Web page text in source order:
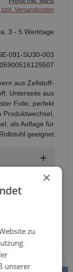
zzgl. Versandkosten
3 - 5 Werktage
091-SU30-003
05900516129507
aus Zellstoff-
Unterseite aus
Folie, perfekt
als Auflage für
geeignet
×
zu
unserer